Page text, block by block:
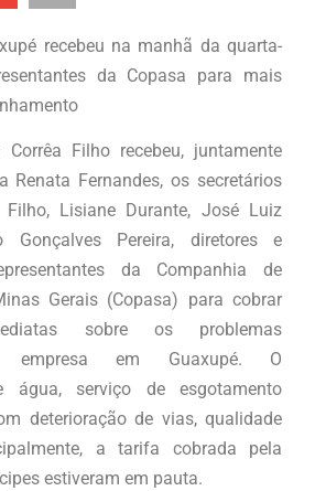
recebeu na manhã da quarta-
da Copasa para mais
Filho recebeu, juntamente
Renata Fernandes, os secretários
Filho, Lisiane Durante, José Luiz
Gonçalves Pereira, diretores e
da Companhia de
Gerais (Copasa) para cobrar
sobre os problemas
empresa em Guaxupé. O
água, serviço de esgotamento
deterioração de vias, qualidade
a tarifa cobrada pela
estiveram em pauta.